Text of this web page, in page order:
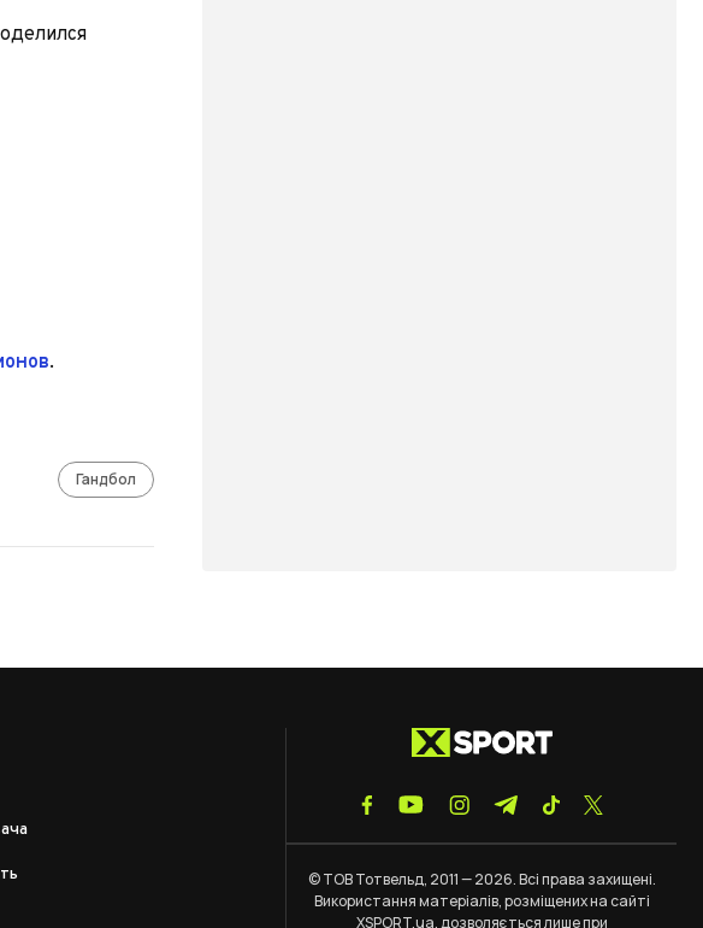
.
Гандбол
© ТОВ Тотвельд, 2011 — 2026. Всі права захищені.
Використання матеріалів, розміщених на сайті
XSPORT.ua, дозволяється лише при